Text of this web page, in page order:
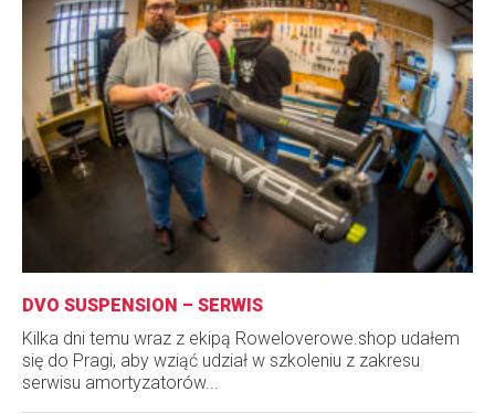
DVO SUSPENSION – SERWIS
Kilka dni temu wraz z ekipą Roweloverowe.shop udałem
się do Pragi, aby wziąć udział w szkoleniu z zakresu
serwisu amortyzatorów...